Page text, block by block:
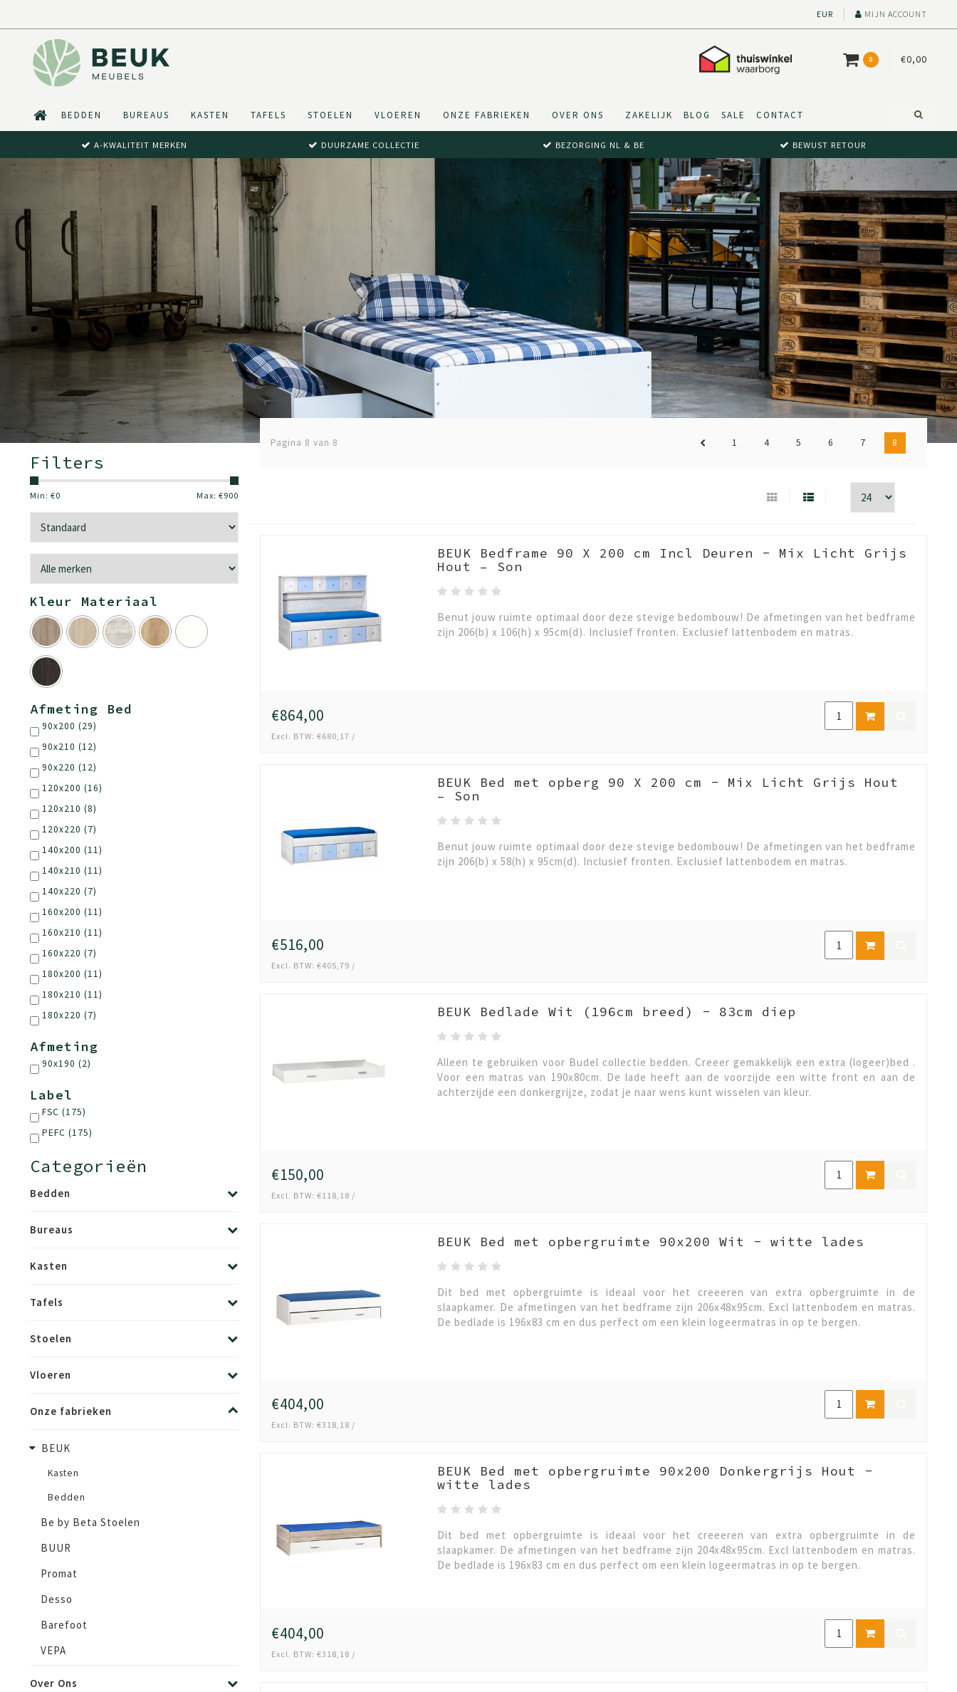
EUR MIJN ACCOUNT
0 €0,00
BEDDEN BUREAUS KASTEN TAFELS STOELEN VLOEREN ONZE FABRIEKEN OVER ONS ZAKELIJK BLOG SALE CONTACT
A-KWALITEIT MERKEN DUURZAME COLLECTIE BEZORGING NL & BE BEWUST RETOUR
Filters
Min: €0 Max: €900
Kleur Materiaal
Afmeting Bed
90x200 (29)
90x210 (12)
90x220 (12)
120x200 (16)
120x210 (8)
120x220 (7)
140x200 (11)
140x210 (11)
140x220 (7)
160x200 (11)
160x210 (11)
160x220 (7)
180x200 (11)
180x210 (11)
180x220 (7)
Afmeting
90x190 (2)
Label
FSC (175)
PEFC (175)
Categorieën
Bedden
Bureaus
Kasten
Tafels
Stoelen
Vloeren
Onze fabrieken
BEUK
Kasten
Bedden
Be by Beta Stoelen
BUUR
Promat
Desso
Barefoot
VEPA
Over Ons
Pagina 8 van 8 1 4 5 6 7 8
BEUK Bedframe 90 X 200 cm Incl Deuren - Mix Licht Grijs
Hout – Son
Benut jouw ruimte optimaal door deze stevige bedombouw! De afmetingen van het bedframe
zijn 206(b) x 106(h) x 95cm(d). Inclusief fronten. Exclusief lattenbodem en matras.
€864,00
Excl. BTW: €680,17 /
BEUK Bed met opberg 90 X 200 cm - Mix Licht Grijs Hout
– Son
Benut jouw ruimte optimaal door deze stevige bedombouw! De afmetingen van het bedframe
zijn 206(b) x 58(h) x 95cm(d). Inclusief fronten. Exclusief lattenbodem en matras.
€516,00
Excl. BTW: €405,79 /
BEUK Bedlade Wit (196cm breed) - 83cm diep
Alleen te gebruiken voor Budel collectie bedden. Creeer gemakkelijk een extra (logeer)bed .
Voor een matras van 190x80cm. De lade heeft aan de voorzijde een witte front en aan de
achterzijde een donkergrijze, zodat je naar wens kunt wisselen van kleur.
€150,00
Excl. BTW: €118,18 /
BEUK Bed met opbergruimte 90x200 Wit - witte lades
Dit bed met opbergruimte is ideaal voor het creeeren van extra opbergruimte in de
slaapkamer. De afmetingen van het bedframe zijn 206x48x95cm. Excl lattenbodem en matras.
De bedlade is 196x83 cm en dus perfect om een klein logeermatras in op te bergen.
€404,00
Excl. BTW: €318,18 /
BEUK Bed met opbergruimte 90x200 Donkergrijs Hout -
witte lades
Dit bed met opbergruimte is ideaal voor het creeeren van extra opbergruimte in de
slaapkamer. De afmetingen van het bedframe zijn 204x48x95cm. Excl lattenbodem en matras.
De bedlade is 196x83 cm en dus perfect om een klein logeermatras in op te bergen.
€404,00
Excl. BTW: €318,18 /